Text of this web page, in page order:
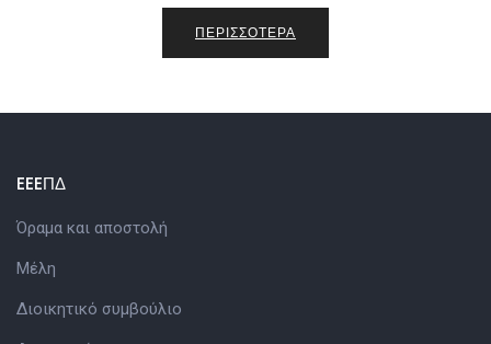
ΠΕΡΙΣΣΟΤΕΡΑ
EEEΠΔ
Όραμα και αποστολή
Μέλη
Διοικητικό συμβούλιο